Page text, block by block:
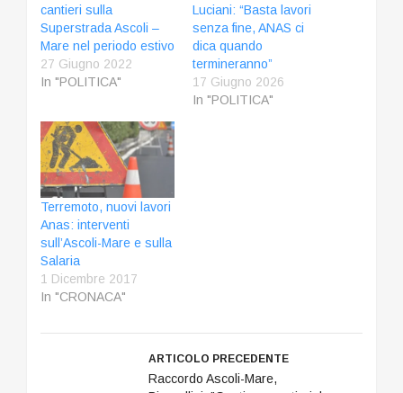
cantieri sulla
Superstrada Ascoli –
Mare nel periodo estivo
27 Giugno 2022
In "POLITICA"
Luciani: “Basta lavori
senza fine, ANAS ci
dica quando
termineranno”
17 Giugno 2026
In "POLITICA"
Terremoto, nuovi lavori
Anas: interventi
sull’Ascoli-Mare e sulla
Salaria
1 Dicembre 2017
In "CRONACA"
ARTICOLO PRECEDENTE
Raccordo Ascoli-Mare,